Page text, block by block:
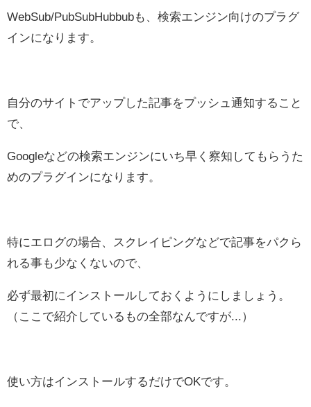
WebSub/PubSubHubbubも、検索エンジン向けのプラグ
インになります。
自分のサイトでアップした記事をプッシュ通知すること
で、
Googleなどの検索エンジンにいち早く察知してもらうた
めのプラグインになります。
特にエログの場合、スクレイピングなどで記事をパクら
れる事も少なくないので、
必ず最初にインストールしておくようにしましょう。
（ここで紹介しているもの全部なんですが...）
使い方はインストールするだけでOKです。